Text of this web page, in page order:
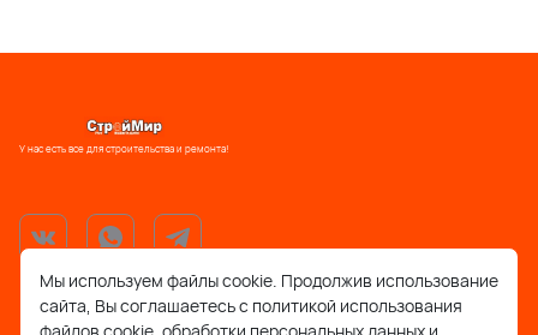
У нас есть все для строительства и ремонта!
support@stroymir48.ru
Мы используем файлы cookie. Продолжив использование
сайта, Вы соглашаетесь с политикой использования